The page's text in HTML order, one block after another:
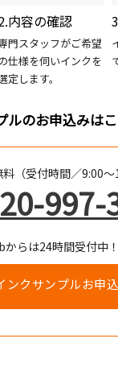
内容の確認
門スタッフがご希望
仕様を伺いインクを
定します。
ルのお申込みは
（受付時間／9:00～
997-
からは24時間受付中！
ンクサンプルお申